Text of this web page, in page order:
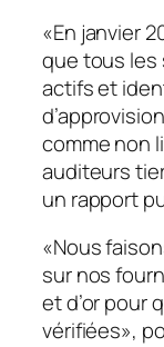
«En janvier
que tous
actifs et
comme non
auditeurs
un rapport
«Nous
sur nos
et d’or pour
vérifiées»,